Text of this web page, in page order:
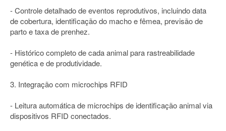
- Controle detalhado de eventos reprodutivos, incluindo data
de cobertura, identificação do macho e fêmea, previsão de
parto e taxa de prenhez.
- Histórico completo de cada animal para rastreabilidade
genética e de produtividade.
3. Integração com microchips RFID
- Leitura automática de microchips de identificação animal via
dispositivos RFID conectados.